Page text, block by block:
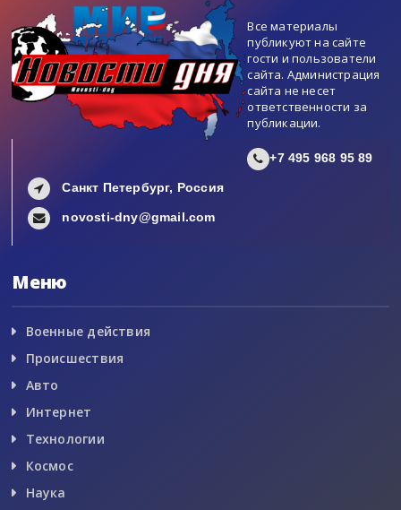
Все материалы
публикуют на сайте
гости и пользователи
сайта. Администрация
сайта не несет
ответственности за
публикации.
+7 495 968 95 89
Санкт Петербург, Россия
novosti-dny@gmail.com
Меню
Военные действия
Происшествия
Авто
Интернет
Технологии
Космос
Наука